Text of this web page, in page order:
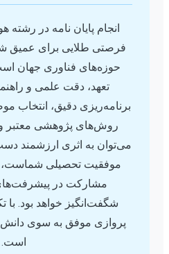
انجام پایان نامه در رشته
فرصتی طلایی برای عمیق
حوزه‌های فناوری جهان
تعهد، دقت علمی و
برنامه‌ریزی دقیق، انتخاب
روش‌های پژوهشی معتبر
می‌توان به اثری ارزشمند
موفقیت تحصیلی شماست،
مشارکت در
شگفت‌انگیز خواهد بود. با
پروازی موفق به سوی
است.